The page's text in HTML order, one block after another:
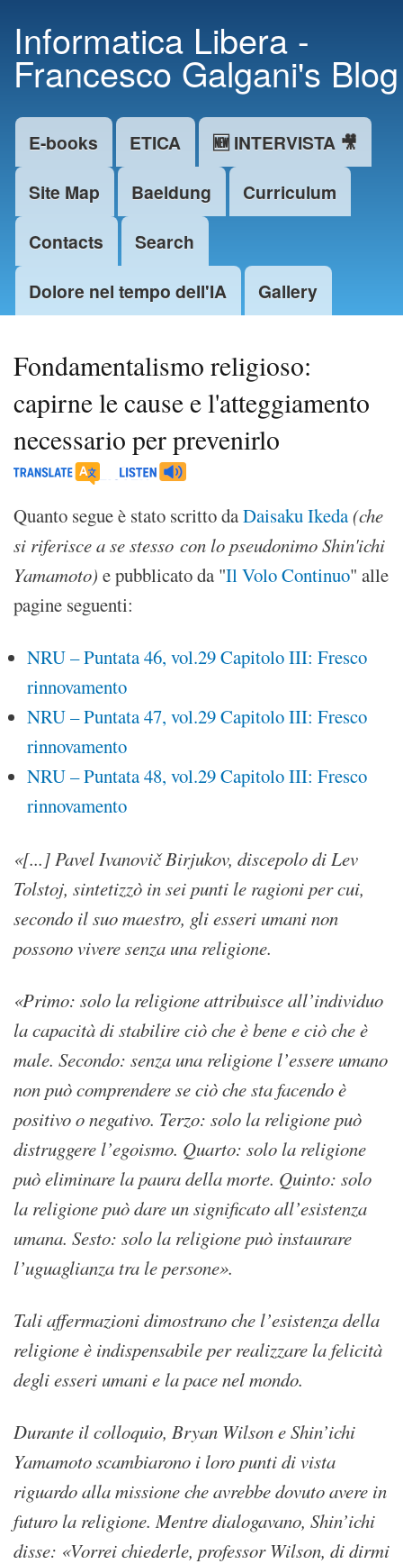
main
content
Informatica Libera -
Francesco Galgani's Blog
Main menu
E-books ETICA
🆕 INTERVISTA 🎥
Site Map
Baeldung
Curriculum
Contacts
Search
Dolore nel tempo dell'IA
Gallery
Fondamentalismo religioso:
capirne le cause e l'atteggiamento
necessario per prevenirlo
Quanto segue è stato scritto daDaisaku Ikeda (che
si riferisce a se stesso con lo pseudonimo Shin'ichi
Yamamoto) e pubblicato da "Il Volo Continuo" alle
pagine seguenti:
NRU – Puntata 46, vol.29 Capitolo III: Fresco
rinnovamento
NRU – Puntata 47, vol.29 Capitolo III: Fresco
rinnovamento
NRU – Puntata 48, vol.29 Capitolo III: Fresco
rinnovamento
«[...] Pavel Ivanovič Birjukov, discepolo di Lev
Tolstoj, sintetizzò in sei punti le ragioni per cui,
secondo il suo maestro, gli esseri umani non
possono vivere senza una religione.
«Primo: solo la religione attribuisce all’individuo
la capacità di stabilire ciò che è bene e ciò che è
male. Secondo: senza una religione l’essere umano
non può comprendere se ciò che sta facendo è
positivo o negativo. Terzo: solo la religione può
distruggere l’egoismo. Quarto: solo la religione
può eliminare la paura della morte. Quinto: solo
la religione può dare un significato all’esistenza
umana. Sesto: solo la religione può instaurare
l’uguaglianza tra le persone».
Tali affermazioni dimostrano che l’esistenza della
religione è indispensabile per realizzare la felicità
degli esseri umani e la pace nel mondo.
Durante il colloquio, Bryan Wilson e Shin’ichi
Yamamoto scambiarono i loro punti di vista
riguardo alla missione che avrebbe dovuto avere in
futuro la religione. Mentre dialogavano, Shin’ichi
disse: «Vorrei chiederle, professor Wilson, di dirmi